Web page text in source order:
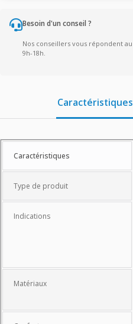
Besoin d'un conseil ?
Nos conseillers vous répondent au
9h-18h.
Caractéristiques
Caractéristiques
Caractéristiques
Type de produit
Indications
Matériaux